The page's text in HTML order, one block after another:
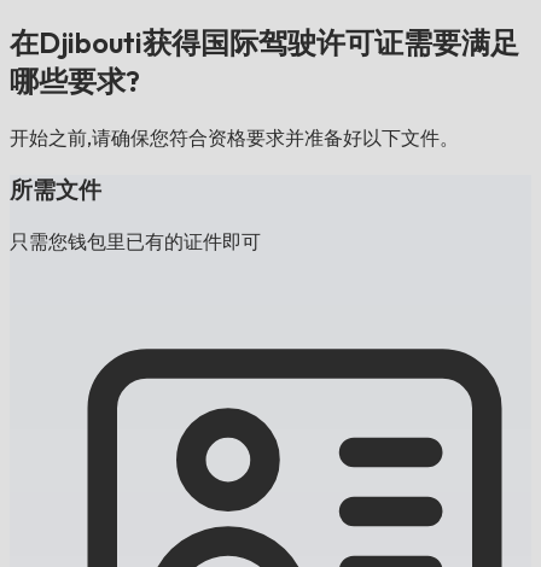
在Djibouti获得国际驾驶许可证需要满足
哪些要求?
开始之前,请确保您符合资格要求并准备好以下文件。
所需文件
只需您钱包里已有的证件即可